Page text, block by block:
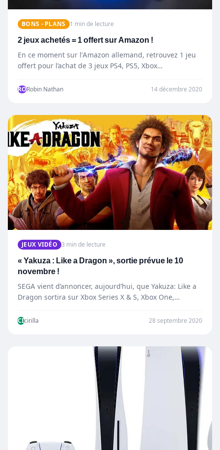
BONS - PLANS 1 min de lecture
2 jeux achetés = 1 offert sur Amazon !
En ce moment sur l’Amazon allemand, retrouvez 1 jeu
offert pour l’achat de 3 jeux PS4, PS5, Xbox…
RORobin Nathan 14 décembre 2020
JEUX VIDÉO 3 min de lecture
« Yakuza : Like a Dragon », sortie prévue le 10
novembre !
SEGA vient d’annoncer, aujourd’hui, que Yakuza: Like a
Dragon sortira sur Xbox Series X & S, Xbox One,…
CIcirilla 28 septembre 2020